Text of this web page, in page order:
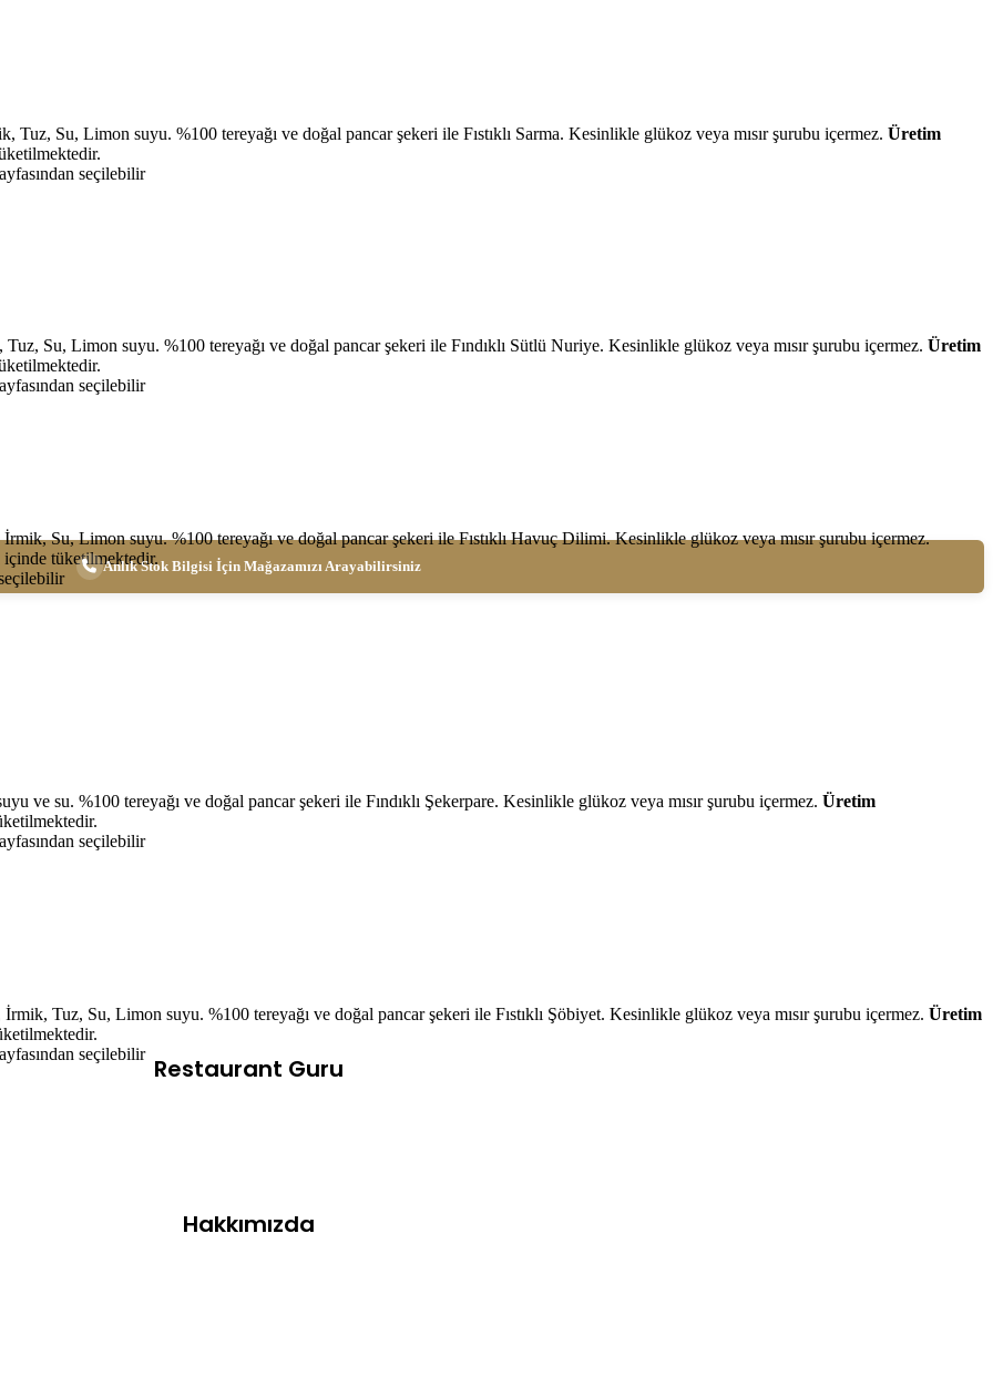
Tuz, Su, Limon suyu. %100 tereyağı ve doğal pancar şekeri ile Fıstıklı Sarma. Kesinlikle glükoz veya mısır şurubu içermez. Üretim
seçilebilir
Su, Limon suyu. %100 tereyağı ve doğal pancar şekeri ile Fındıklı Sütlü Nuriye. Kesinlikle glükoz veya mısır şurubu içermez. Üretim
seçilebilir
Su, Limon suyu. %100 tereyağı ve doğal pancar şekeri ile Fıstıklı Havuç Dilimi. Kesinlikle glükoz veya mısır şurubu içermez.
içinde tüketilmektedir.Anlık Stok Bilgisi İçin Mağazamızı Arayabilirsiniz
ve su. %100 tereyağı ve doğal pancar şekeri ile Fındıklı Şekerpare. Kesinlikle glükoz veya mısır şurubu içermez. Üretim
seçilebilir
Tuz, Su, Limon suyu. %100 tereyağı ve doğal pancar şekeri ile Fıstıklı Şöbiyet. Kesinlikle glükoz veya mısır şurubu içermez. Üretim
seçilebilir
Restaurant Guru
Hakkımızda